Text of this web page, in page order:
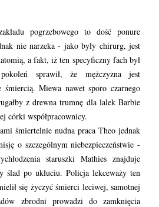
pogrzebowego to dość ponure
nie narzeka - jako były chirurg, jest
a fakt, iż ten specyficzny fach był
sprawił, że mężczyzna jest
śmiercią. Miewa nawet sporo czarnego
z drewna trumnę dla lalek Barbie
córki współpracownicy.
śmiertelnie nudna praca Theo jednak
o szczególnym niebezpieczeństwie -
staruszki Mathies znajduje
ślad po ukłuciu. Policja lekceważy ten
się życzyć śmierci leciwej, samotnej
zbrodni prowadzi do zamknięcia